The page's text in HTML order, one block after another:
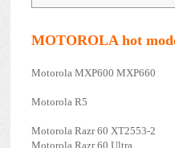
MOTOROLA hot
Motorola MXP600 MXP660
Motorola R5
Motorola Razr 60 XT2553-2
Motorola Razr 60 Ultra